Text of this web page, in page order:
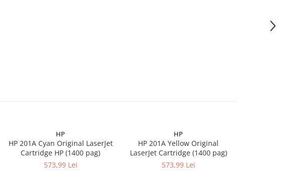
HP
HP 201A Cyan Original LaserJet
Cartridge HP (1400 pag)
573,99 Lei
HP
HP 201A Yellow Original
LaserJet Cartridge (1400 pag)
573,99 Lei